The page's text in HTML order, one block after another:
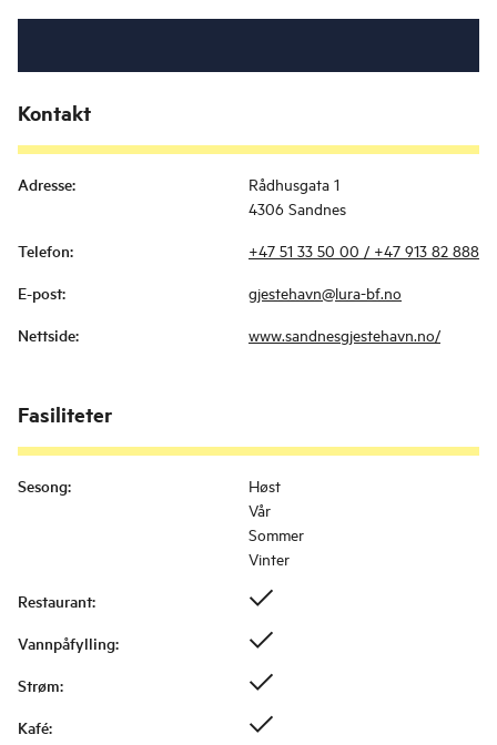
Kontakt
Adresse:
Rådhusgata 1
4306 Sandnes
Telefon: +47 51 33 50 00 / +47 913 82 888
E-post: gjestehavn@lura-bf.no
Nettside: www.sandnesgjestehavn.no/
Fasiliteter
Sesong:
Høst
Vår
Sommer
Vinter
Restaurant:
Vannpåfylling:
Strøm:
Kafé: